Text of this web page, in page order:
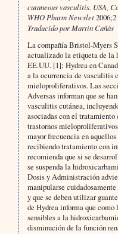
cutaneous vasculitis. USA,
WHO Pharm Newslet2006;2
Traducido por Martín Cañás
La compañía Bristol-Myers
actualizado la etiqueta de la
EE.UU. [1]; Hydrea en
a la ocurrencia de vasculitis
mieloproliferativos. Las
Adversas informan que se
vasculitis cutánea,
asociadas con el
trastornos
mayor frecuencia en
recibiendo tratamiento con
recomienda que si se
se suspenda la
Dosis y Administración
manipularse
y que se deben utilizar
de Hydrea informa que como
sensibles a la
disminución de la función